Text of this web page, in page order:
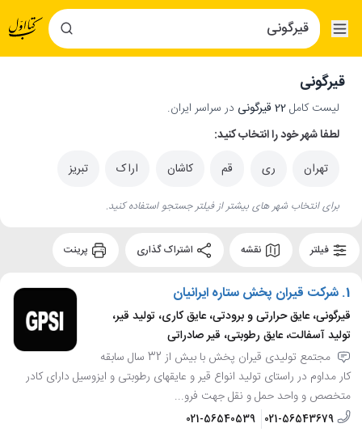
قیرگونی
لیست کامل22 قیرگونی
در سراسر ایران.
لطفا شهر خود را انتخاب کنید:
تهران
ری قم کاشان اراک تبریز
برای انتخاب شهر های بیشتر از فیلتر جستجو استفاده کنید.
فیلتر نقشه
1. شرکت قیران پخش ستاره ایرانیان
قیرگونی، عایق حرارتی و برودتی، عایق کاری، تولید قیر،
تولید آسفالت، عایق رطوبتی، قیر صادراتی
مجتمع تولیدی قیران پخش با بیش از 32 سال سابقه
کار مداوم در راستای تولید انواع قیر و عایقهای رطوبتی و ایزوسیل دارای کادر
متخصص و واحد حمل و نقل جهت فرو...
021-56543679
021-56540539